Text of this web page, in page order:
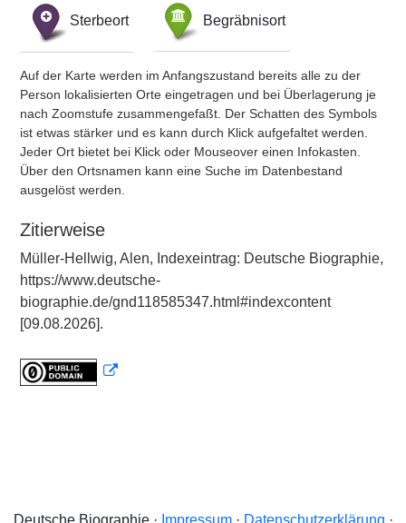
Sterbeort Begräbnisort
Auf der Karte werden im Anfangszustand bereits alle zu der
Person lokalisierten Orte eingetragen und bei Überlagerung je
nach Zoomstufe zusammengefaßt. Der Schatten des Symbols
ist etwas stärker und es kann durch Klick aufgefaltet werden.
Jeder Ort bietet bei Klick oder Mouseover einen Infokasten.
Über den Ortsnamen kann eine Suche im Datenbestand
ausgelöst werden.
Zitierweise
Müller-Hellwig, Alen, Indexeintrag: Deutsche Biographie,
https://www.deutsche-
biographie.de/gnd118585347.html#indexcontent
[09.08.2026].
Deutsche Biographie · Impressum· Datenschutzerklärung ·